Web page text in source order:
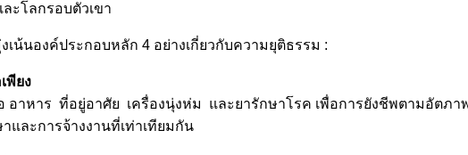
ละโลกรอบตัวเขา
เน้นองค์ประกอบหลัก 4 อย่างเกี่ยวกับความยุติธรรม :
พียง
าหาร ที่อยู่อาศัย เครื่องนุ่งห่ม และยารักษาโรค เพื่อการยังชีพตามอัตภา
และการจ้างงานที่เท่าเทียมกัน